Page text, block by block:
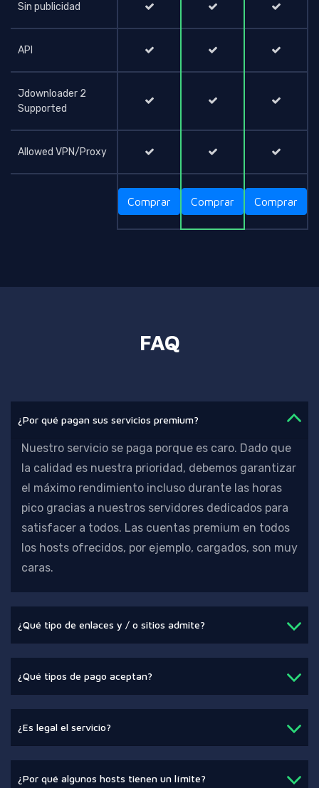
Sin publicidad
API
Jdownloader 2
Supported
Allowed VPN/Proxy
Comprar Comprar Comprar
FAQ
¿Por qué pagan sus servicios premium?
Nuestro servicio se paga porque es caro. Dado que
la calidad es nuestra prioridad, debemos garantizar
el máximo rendimiento incluso durante las horas
pico gracias a nuestros servidores dedicados para
satisfacer a todos. Las cuentas premium en todos
los hosts ofrecidos, por ejemplo, cargados, son muy
caras.
¿Qué tipo de enlaces y / o sitios admite?
¿Qué tipos de pago aceptan?
¿Es legal el servicio?
¿Por qué algunos hosts tienen un límite?